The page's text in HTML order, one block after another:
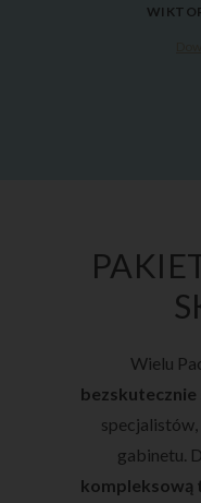
Wielu
gabinetu.
kompleksową